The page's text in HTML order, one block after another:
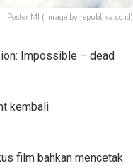
Poster MI ( image by republika.co.id)
Impossible – dead
kembali
film bahkan mencetak